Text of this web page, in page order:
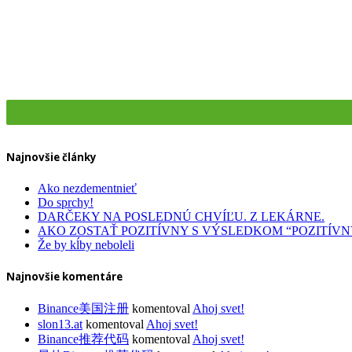
Najnovšie články
Ako nezdementnieť
Do sprchy!
DARČEKY NA POSLEDNÚ CHVÍĽU. Z LEKÁRNE.
AKO ZOSTAŤ POZITÍVNY S VÝSLEDKOM
Že by kĺby neboleli
Najnovšie komentáre
Binance美国注册 komentoval Ahoj svet!
slon13.at komentoval Ahoj svet!
Binance推荐代码 komentoval Ahoj svet!